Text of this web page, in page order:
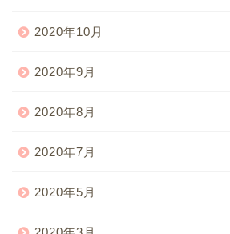
2020年10月
2020年9月
2020年8月
2020年7月
2020年5月